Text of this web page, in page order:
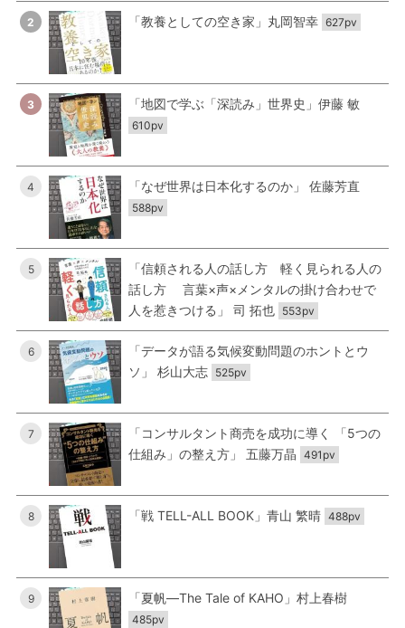
2 「教養としての空き家」丸岡智幸 627pv
3 「地図で学ぶ「深読み」世界史」伊藤 敏
610pv
4 「なぜ世界は日本化するのか」 佐藤芳直
588pv
5
「信頼される人の話し方 軽く見られる人の
話し方 言葉×声×メンタルの掛け合わせで
人を惹きつける」 司 拓也 553pv
6
「データが語る気候変動問題のホントとウ
ソ」 杉山大志 525pv
7
「コンサルタント商売を成功に導く 「5つの
仕組み」の整え方」 五藤万晶 491pv
8 「戦 TELL-ALL BOOK」青山 繁晴 488pv
9 「夏帆―The Tale of KAHO」村上春樹
485pv